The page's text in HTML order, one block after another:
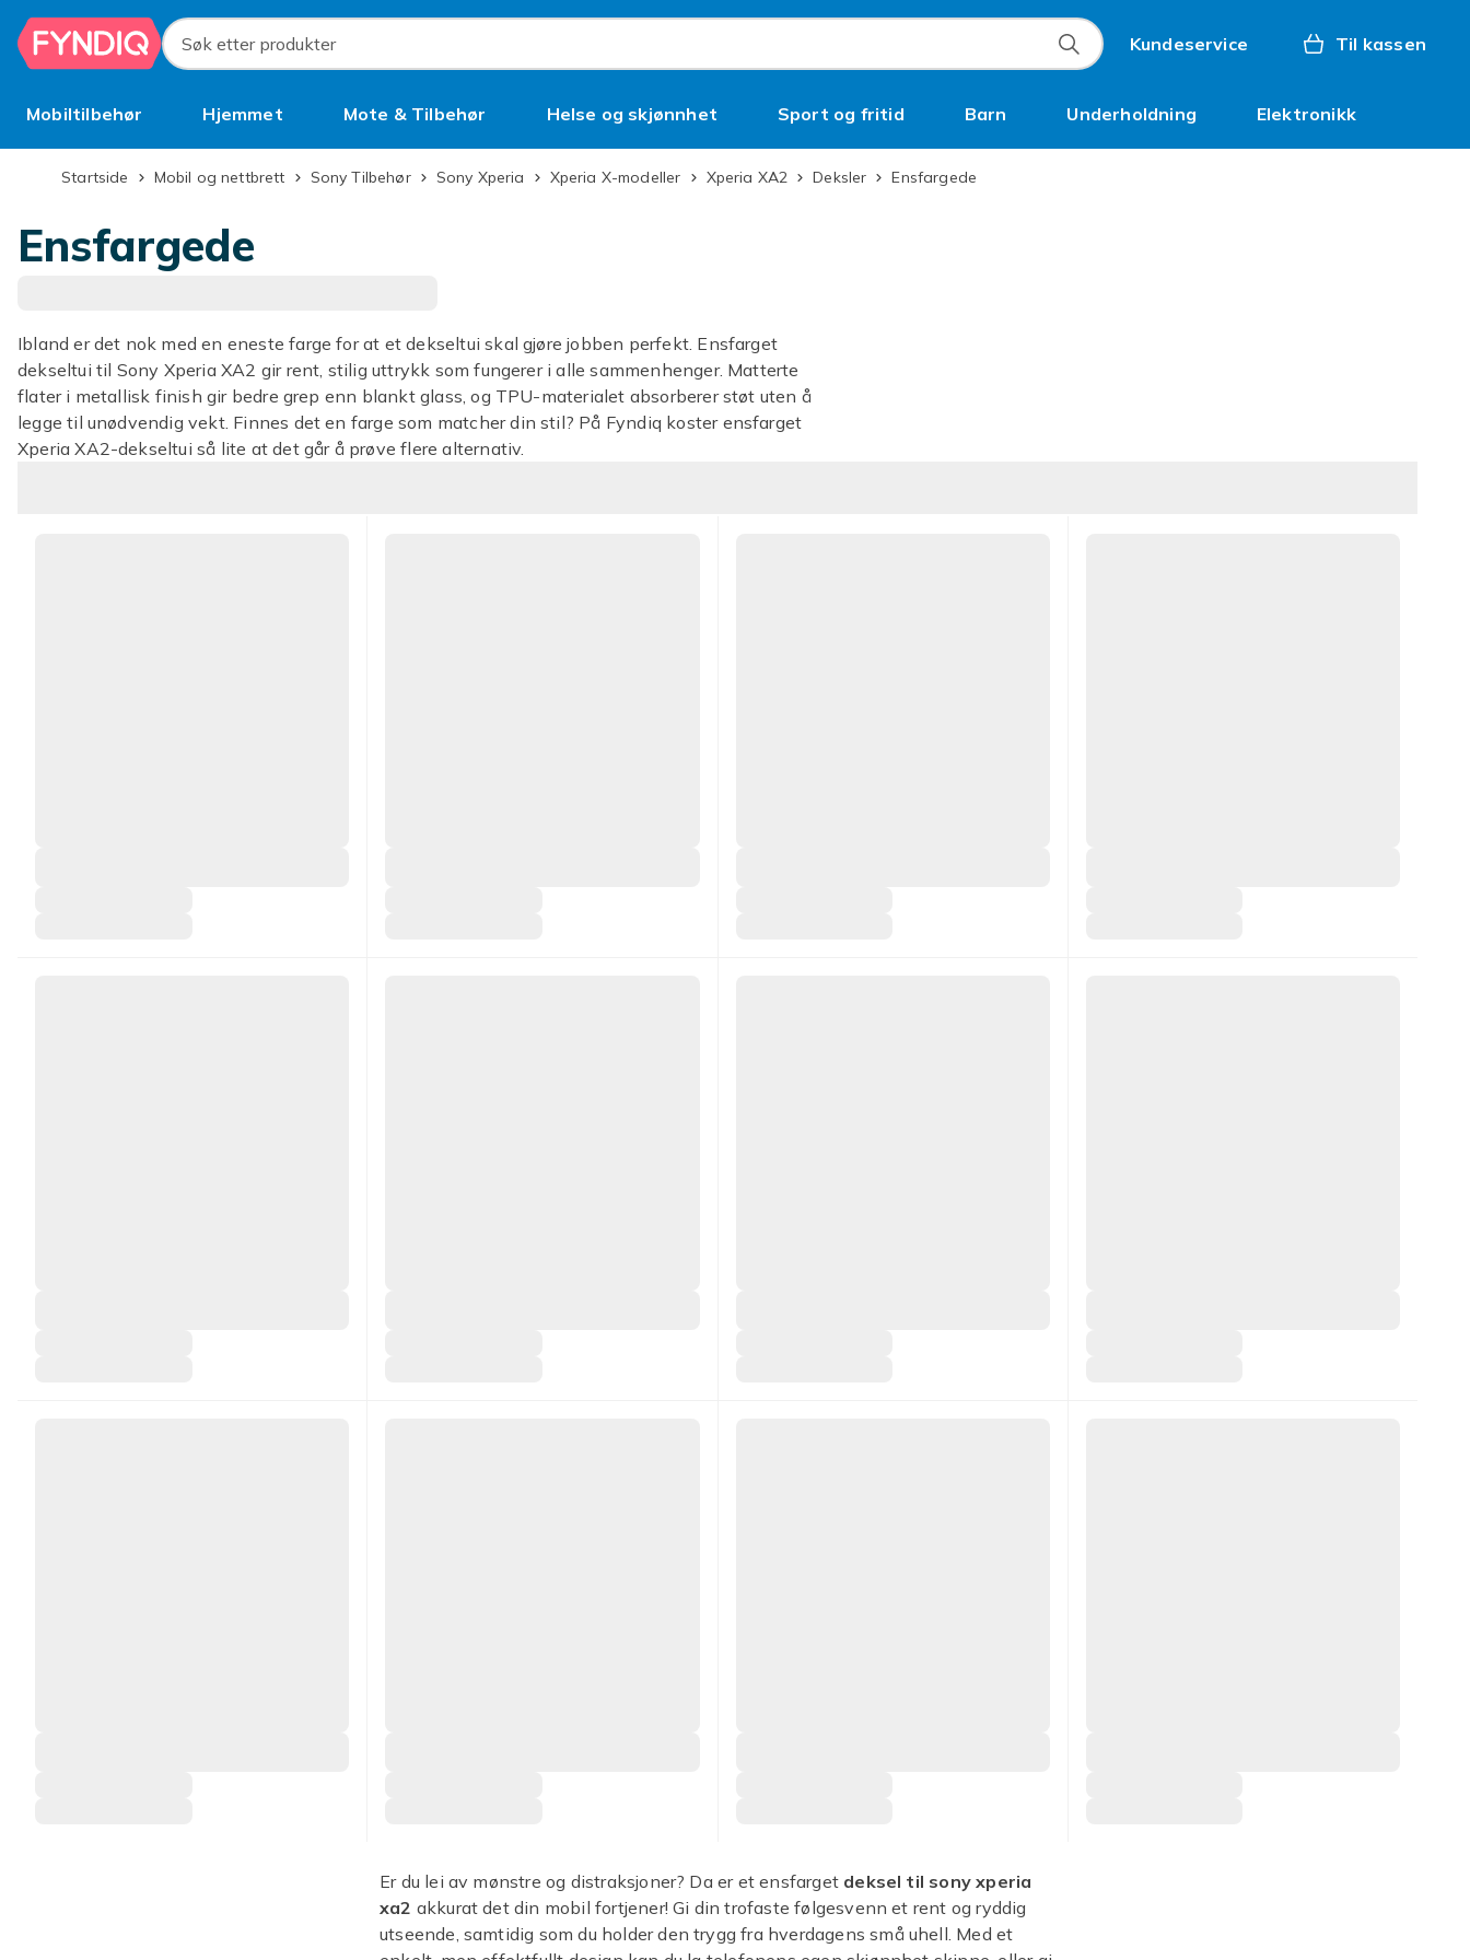
Hopp til hovedinnhold
Søk etter produkter
Kundeservice Til kassen
Mobiltilbehør Hjemmet Mote & Tilbehør Helse og skjønnhet Sport og fritid Barn Underholdning Elektronikk
BruktStartside Mobil og nettbrett Sony Tilbehør Sony Xperia Xperia X-modeller Xperia XA2 Deksler Ensfargede
Ensfargede
Ibland er det nok med en eneste farge for at et dekseltui skal gjøre jobben perfekt. Ensfarget
dekseltui til Sony Xperia XA2 gir rent, stilig uttrykk som fungerer i alle sammenhenger. Matterte
flater i metallisk finish gir bedre grep enn blankt glass, og TPU-materialet absorberer støt uten å
legge til unødvendig vekt. Finnes det en farge som matcher din stil? På Fyndiq koster ensfarget
Xperia XA2-dekseltui så lite at det går å prøve flere alternativ.
Er du lei av mønstre og distraksjoner? Da er et ensfarget deksel til sony xperia
xa2 akkurat det din mobil fortjener! Gi din trofaste følgesvenn et rent og ryddig
utseende, samtidig som du holder den trygg fra hverdagens små uhell. Med et